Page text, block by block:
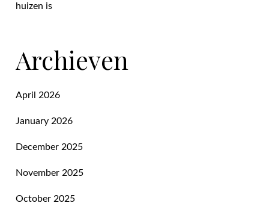
huizen is
Archieven
April 2026
January 2026
December 2025
November 2025
October 2025